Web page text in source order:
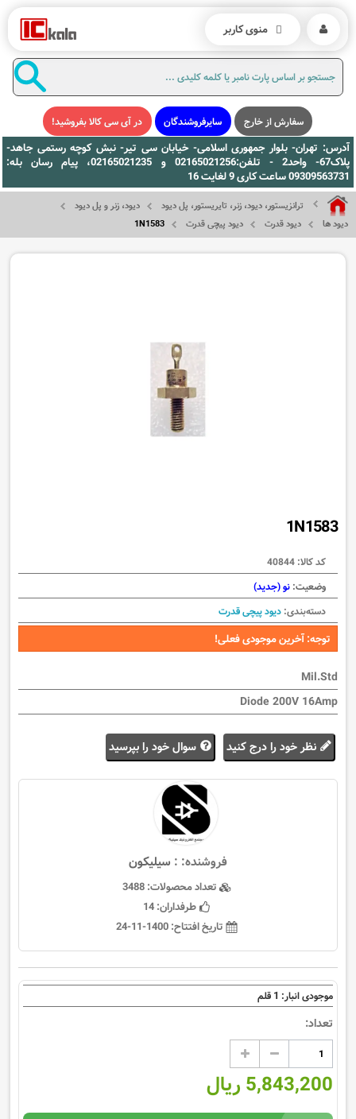
سفارش از خارج سایرفروشندگان در آی سی کالا بفروشید!
آدرس: تهران- بلوار جمهوری اسلامی- خیابان سی تیر- نبش کوچه رستمی جاهد-
پلاک67- واحد2 - تلفن:02165021256 و 02165021235، پیام رسان بله:
09309563731 ساعت کاری 9 لغایت 16
ترانزیستور، دیود، زنر، تایریستور، پل دیود
دیود، زنر و پل دیود
دیود ها
دیود قدرت دیود پیچی قدرت 1N1583
1N1583
کد کالا: 40844
وضعیت: نو (جدید)
دسته‌بندی: دیود پیچی قدرت
توجه: آخرین موجودی فعلی!
Mil.Std
Diode 200V 16Amp
نظر خود را درج کنید سوال خود را بپرسید
فروشنده: : سيليكون
تعداد محصولات:3488
طرفداران:14
تاریخ افتتاح:1400-11-24
موجودی انبار: 1 قلم
تعداد:
5,843,200 ریال
منوی کاربر